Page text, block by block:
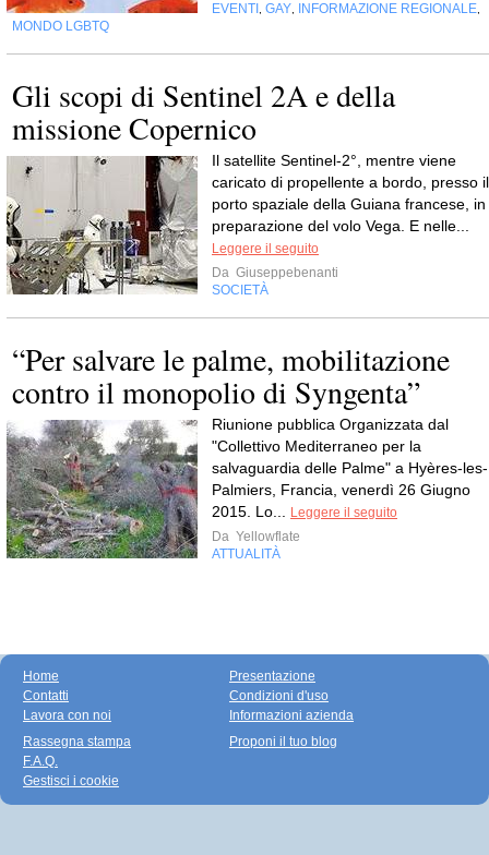
EVENTI
GAY INFORMAZIONE REGIONALE
MONDO LGBTQ
Gli scopi di Sentinel 2A e della
missione Copernico
Il satellite Sentinel-2°, mentre viene
caricato di propellente a bordo, presso il
porto spaziale della Guiana francese, in
preparazione del volo Vega. E nelle...
Leggere il seguito
Da Giuseppebenanti
SOCIETÀ
“Per salvare le palme, mobilitazione
contro il monopolio di Syngenta”
Riunione pubblica Organizzata dal
"Collettivo Mediterraneo per la
salvaguardia delle Palme" a Hyères-les-
Palmiers, Francia, venerdì 26 Giugno
2015. Lo...
Leggere il seguito
Da Yellowflate
ATTUALITÀ
Home
Contatti
Lavora con noi
Presentazione
Condizioni d'uso
Informazioni azienda
Rassegna stampa
F.A.Q.
Gestisci i cookie
Proponi il tuo blog